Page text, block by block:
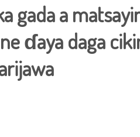
gada a
ɗaya daga